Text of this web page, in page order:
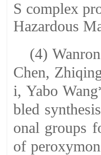
S complex
Hazardous
(4)
Chen,
i, Yabo
bled
onal groups
of